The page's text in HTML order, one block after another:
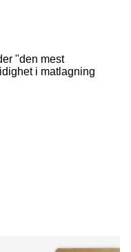
"den mest
i matlagning